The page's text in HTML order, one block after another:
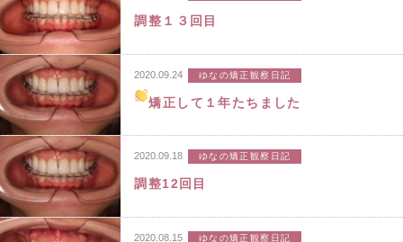
調整１３回目
2020.09.24 ゆなの矯正観察日記
矯正して１年たちました
2020.09.18 ゆなの矯正観察日記
調整12回目
2020.08.15 ゆなの矯正観察日記